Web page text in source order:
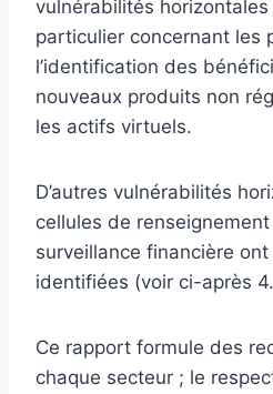
vulnérabilités
particulier concernant les
l’identification des
nouveaux produits non
les actifs virtuels.
D’autres vulnérabilités
cellules de
surveillance financière
identifiées (voir ci-après
Ce rapport formule des
chaque secteur ; le